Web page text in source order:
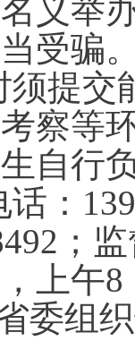
义举
受骗
须提交
察等
自行
：
；
上午
委组